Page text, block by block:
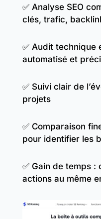
✅ Analyse SEO
clés, trafic,
✅ Audit technique
automatisé et
✅ Suivi clair de
projets
✅ Comparaison
pour identifier les
✅ Gain de temps
actions au même